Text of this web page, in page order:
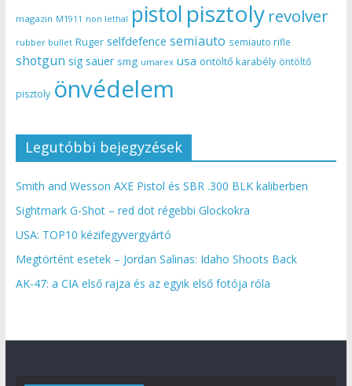
magazin M1911 non lethal pistol pisztoly revolver
rubber bullet Ruger selfdefence semiauto semiauto rifle
shotgun sig sauer smg umarex usa öntöltő karabély öntöltő
pisztoly önvédelem
Legutóbbi bejegyzések
Smith and Wesson AXE Pistol és SBR .300 BLK kaliberben
Sightmark G-Shot – red dot régebbi Glockokra
USA: TOP10 kézifegyvergyártó
Megtörtént esetek – Jordan Salinas: Idaho Shoots Back
AK-47: a CIA első rajza és az egyik első fotója róla